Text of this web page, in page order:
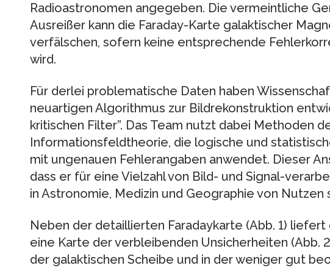
Radioastronomen angegeben. Die vermeintliche
Ausreißer kann die Faraday-Karte galaktischer
verfälschen, sofern keine entsprechende
wird.
Für derlei problematische Daten haben
neuartigen Algorithmus zur Bildrekonstruktion
kritischen Filter”. Das Team nutzt dabei Methoden
Informationsfeldtheorie, die logische und
mit ungenauen Fehlerangaben anwendet. Dieser
dass er für eine Vielzahl von Bild- und Signal-
in Astronomie, Medizin und Geographie von Nutzen
Neben der detaillierten Faradaykarte (Abb. 1)
eine Karte der verbleibenden Unsicherheiten (Abb.
der galaktischen Scheibe und in der weniger gut